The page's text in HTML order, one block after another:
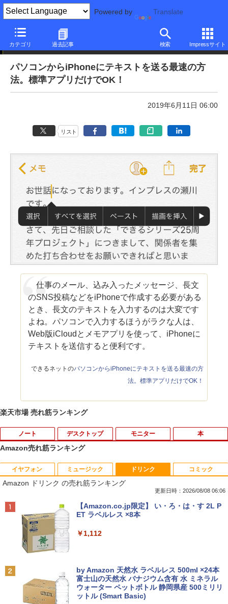
Powered by Translate
カテゴリ 過去記事 検索 Impressサイト
本日のできるネット
パソコンからiPhoneにテキストを送る最速の方
法。標準アプリだけでOK！
2019年6月11日 06:00
リスト
仕事のメール、込み入ったメッセージ、長文
のSNS投稿などをiPhoneで作成する必要がある
とき、長文のテキストを入力するのは大変です
よね。パソコンで入力するほうがラクな人は、
Web版iCloudとメモアプリを使って、iPhoneに
テキストを送信すると便利です。
できるネットのパソコンからiPhoneにテキストを送る最速の方
法。標準アプリだけでOK！
楽天市場 売れ筋ランキング
ノート デスクトップ モニター 本
1
妹は知っている（8） 【電子限定特典つ
き】 【電子書籍】[ 雁木万里 ]
￥792
ィーメンバーと世界に復讐＆『ざま
ぁ！』します！【電子書籍】
￥792
Amazon売れ筋ランキング
イヤフォン
Anker Soundcore P40i オフホワイト
Anker Soundcore P31i ブラック
￥5,990
ミュージック
BRUCE WAYNE feat. Flo Milli, ATL Jacob
[Explicit]
￥250
BRUCE WAYNE feat. Flo Milli, ATL Jacob
[Explicit]
￥250
ドリンク
Amazon ドリンク の売れ筋ランキング
更新日時：2026/08/08 06:06
【Amazon.co.jp限定】 い・ろ・は・す 2L P
ET ラベルレス ×8本
￥1,112
by Amazon 天然水 ラベルレス 500ml ×24本
富士山の天然水 バナジウム含有 水 ミネラル
ウォーター ペットボトル 静岡県産 500ミリリ
ットル (Smart Basic)
コミック